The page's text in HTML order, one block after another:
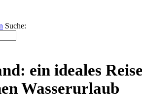
Suche:
ein ideales
Wasserurlaub